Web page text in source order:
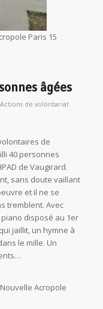
Paris 15
âgées
Actions de volontariat
de
40 personnes
de Vaugirard.
sans doute vaillant
et il ne se
tremblent. Avec
disposé au 1er
jaillit, un hymne à
le mille. Un
Acropole